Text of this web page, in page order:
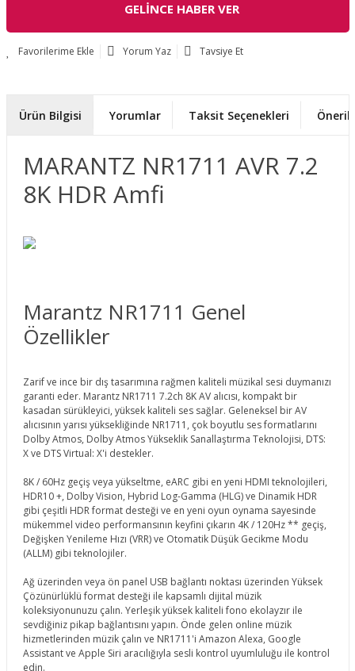
GELİNCE HABER VER
Yorum Yaz Tavsiye Et
Ürün Bilgisi Yorumlar Taksit Seçenekleri
MARANTZ NR1711 AVR 7.2
8K HDR Amfi
Marantz NR1711 Genel
Özellikler
Zarif ve ince bir dış tasarımına rağmen kaliteli müzikal sesi duymanızı
garanti eder. Marantz NR1711 7.2ch 8K AV alıcısı, kompakt bir
kasadan sürükleyici, yüksek kaliteli ses sağlar. Geleneksel bir AV
alıcısının yarısı yüksekliğinde NR1711, çok boyutlu ses formatlarını
Dolby Atmos, Dolby Atmos Yükseklik Sanallaştırma Teknolojisi, DTS:
X ve DTS Virtual: X'i destekler.
8K / 60Hz geçiş veya yükseltme, eARC gibi en yeni HDMI teknolojileri,
HDR10 +, Dolby Vision, Hybrid Log-Gamma (HLG) ve Dinamik HDR
gibi çeşitli HDR format desteği ve en yeni oyun oynama sayesinde
mükemmel video performansının keyfini çıkarın 4K / 120Hz ** geçiş,
Değişken Yenileme Hızı (VRR) ve Otomatik Düşük Gecikme Modu
(ALLM) gibi teknolojiler.
Ağ üzerinden veya ön panel USB bağlantı noktası üzerinden Yüksek
Çözünürlüklü format desteği ile kapsamlı dijital müzik
koleksiyonunuzu çalın. Yerleşik yüksek kaliteli fono ekolayzır ile
sevdiğiniz pikap bağlantısını yapın. Önde gelen online müzik
hizmetlerinden müzik çalın ve NR1711'i Amazon Alexa, Google
Assistant ve Apple Siri aracılığıyla sesli kontrol uyumluluğu ile kontrol
edin.